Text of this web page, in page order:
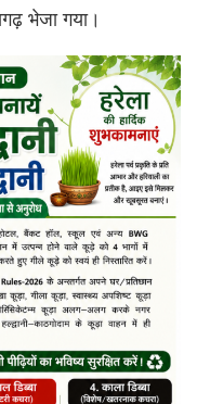
भेजा गया।